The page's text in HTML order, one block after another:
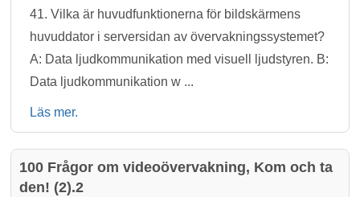
41. Vilka är huvudfunktionerna för bildskärmens
huvuddator i serversidan av övervakningssystemet?
A: Data ljudkommunikation med visuell ljudstyren. B:
Data ljudkommunikation w ...
Läs mer.
100 Frågor om videoövervakning, Kom och ta
den! (2).2